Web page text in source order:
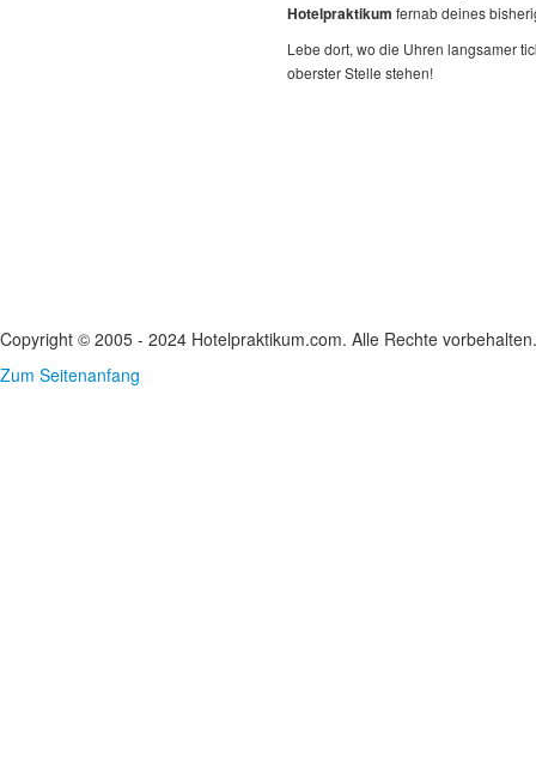
Hotelpraktikum fernab deines
Lebe dort, wo die Uhren langsamer
oberster Stelle stehen!
Copyright © 2005 - 2024 Hotelpraktikum.com. Alle Rechte vorbehalten.
Zum Seitenanfang